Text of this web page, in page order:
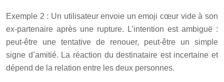
Exemple 2 : Un utilisateur envoie un emoji cœur vide à son
ex-partenaire après une rupture. L’intention est ambiguë :
peut-être une tentative de renouer, peut-être un simple
signe d’amitié. La réaction du destinataire est incertaine et
dépend de la relation entre les deux personnes.